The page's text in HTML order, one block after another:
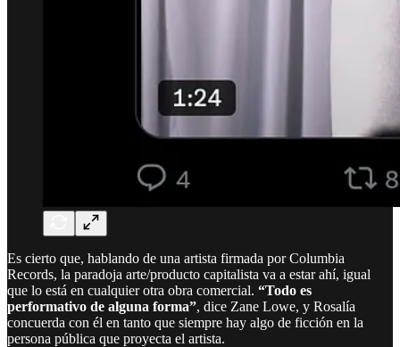
Es cierto que, hablando de una artista firmada por Columbia
Records, la paradoja arte/producto capitalista va a estar ahí, igual
que lo está en cualquier otra obra comercial. “Todo es
performativo de alguna forma”, dice Zane Lowe, y Rosalía
concuerda con él en tanto que siempre hay algo de ficción en la
persona pública que proyecta el artista.